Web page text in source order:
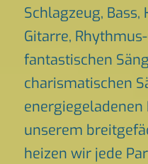
Schlagzeug, Bass,
Gitarre,
fantastischen
charismatischen
unserem
heizen wir jede